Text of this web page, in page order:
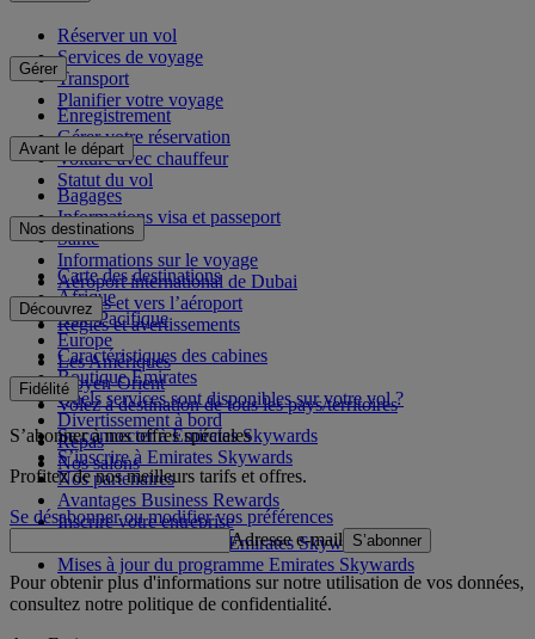
Réserver un vol
Services de voyage
Transport
Planifier votre voyage
Gérer
Enregistrement
Gérer votre réservation
Voiture avec chauffeur
Statut du vol
Avant le départ
Bagages
Informations visa et passeport
Santé
Informations sur le voyage
Aéroport international de Dubai
Depuis et vers l’aéroport
Règles et avertissements
Nos destinations
Carte des destinations
Afrique
Asie-Pacifique
Europe
Les Amériques
Moyen-Orient
Volez à destination de tous les pays/territoires
Découvrez
Caractéristiques des cabines
Boutique Emirates
Quels services sont disponibles sur votre vol ?
Divertissement à bord
Repas
Nos salons
Fidélité
Se connecter à Emirates Skywards
S’inscrire à Emirates Skywards
Nos partenaires
Avantages Business Rewards
Inscrire votre entreprise
Règles du programme Emirates Skywards
Mises à jour du programme Emirates Skywards
S’abonner à nos offres spéciales
Profitez de nos meilleurs tarifs et offres.
Se désabonner ou modifier vos préférences
Adresse e-mail S’abonner
Pour obtenir plus d'informations sur notre utilisation de vos données,
consultez notre politique de confidentialité.